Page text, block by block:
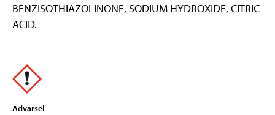
BENZISOTHIAZOLINONE, SODIUM HYDROXIDE, CITRIC
ACID.
Advarsel